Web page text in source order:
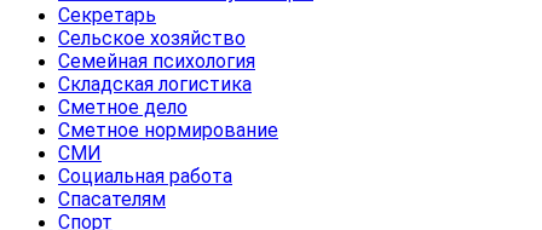
Секретарь
Сельское хозяйство
Семейная психология
Складская логистика
Сметное дело
Сметное нормирование
СМИ
Социальная работа
Спасателям
Спорт